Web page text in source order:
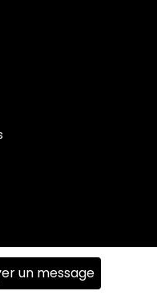
un message
Dodge et Fiat